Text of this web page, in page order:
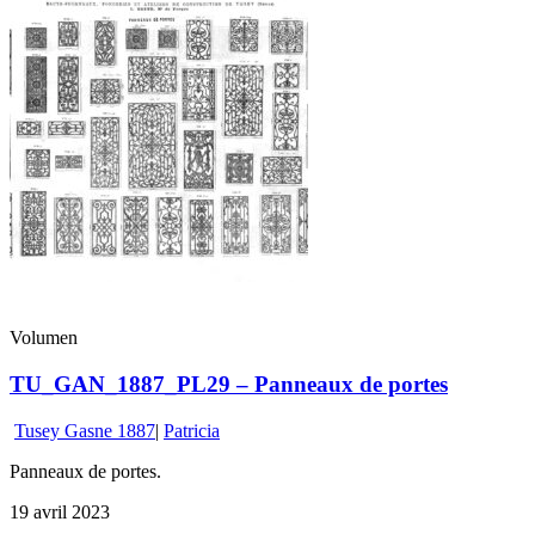
Volumen
TU_GAN_1887_PL29 – Panneaux de portes
Tusey Gasne 1887| Patricia
Panneaux de portes.
19 avril 2023